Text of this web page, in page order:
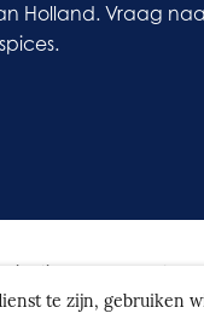
Holland. Vraag
door Spontaan
te zijn, gebruiken